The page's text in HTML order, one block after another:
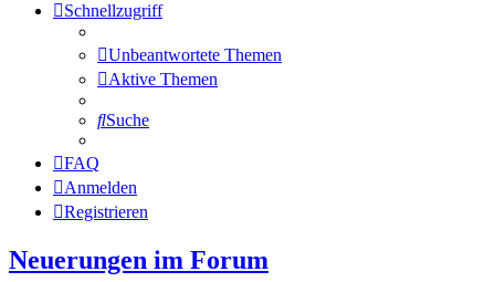
Schnellzugriff
Unbeantwortete Themen
Aktive Themen
Suche
FAQ
Anmelden
Registrieren
Neuerungen im Forum